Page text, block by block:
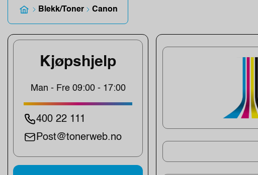
Blekk/Toner Canon
Kjøpshjelp
Man - Fre 09:00 - 17:00
400 22 111
Post@tonerweb.no